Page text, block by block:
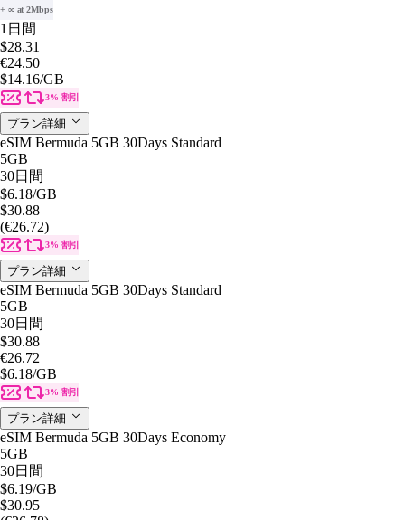
+ ∞ at 2Mbps
1日間
$28.31
€24.50
$14.16/GB
3% 割引
プラン詳細
eSIM Bermuda 5GB 30Days Standard
5GB
30日間
$6.18/GB
$30.88
(€26.72)
3% 割引
プラン詳細
eSIM Bermuda 5GB 30Days Standard
5GB
30日間
$30.88
€26.72
$6.18/GB
3% 割引
プラン詳細
eSIM Bermuda 5GB 30Days Economy
5GB
30日間
$6.19/GB
$30.95